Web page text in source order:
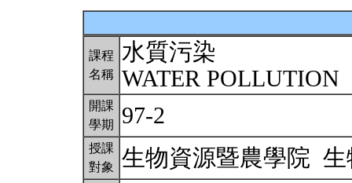
課程
名稱
水質污染
WATER POLLUTION
開課
學期
97-2
授課
對象
生物資源暨農學院